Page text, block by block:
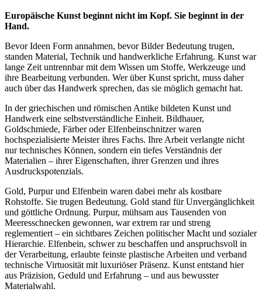
Europäische Kunst beginnt nicht im Kopf. Sie beginnt in der
Hand.
Bevor Ideen Form annahmen, bevor Bilder Bedeutung trugen,
standen Material, Technik und handwerkliche Erfahrung. Kunst war
lange Zeit untrennbar mit dem Wissen um Stoffe, Werkzeuge und
ihre Bearbeitung verbunden. Wer über Kunst spricht, muss daher
auch über das Handwerk sprechen, das sie möglich gemacht hat.
In der griechischen und römischen Antike bildeten Kunst und
Handwerk eine selbstverständliche Einheit. Bildhauer,
Goldschmiede, Färber oder Elfenbeinschnitzer waren
hochspezialisierte Meister ihres Fachs. Ihre Arbeit verlangte nicht
nur technisches Können, sondern ein tiefes Verständnis der
Materialien – ihrer Eigenschaften, ihrer Grenzen und ihres
Ausdruckspotenzials.
Gold, Purpur und Elfenbein waren dabei mehr als kostbare
Rohstoffe. Sie trugen Bedeutung. Gold stand für Unvergänglichkeit
und göttliche Ordnung. Purpur, mühsam aus Tausenden von
Meeresschnecken gewonnen, war extrem rar und streng
reglementiert – ein sichtbares Zeichen politischer Macht und sozialer
Hierarchie. Elfenbein, schwer zu beschaffen und anspruchsvoll in
der Verarbeitung, erlaubte feinste plastische Arbeiten und verband
technische Virtuosität mit luxuriöser Präsenz. Kunst entstand hier
aus Präzision, Geduld und Erfahrung – und aus bewusster
Materialwahl.